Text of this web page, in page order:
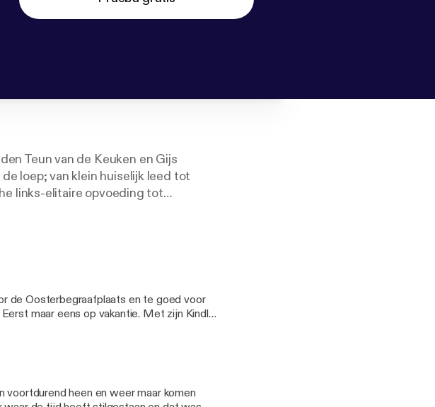
Teun van de Keuken en Gijs
loep; van klein huiselijk leed tot
links-elitaire opvoeding tot
godmother Hanneke Groenteman.
de Oosterbegraafplaats en te goed voor
maar eens op vakantie. Met zijn Kindle,
pur sang maar kreeg afwijzing na
aan John and Paul Day. Fijne vakantie!
channel/] 🧢
Het Matt Original
heen en weer maar komen